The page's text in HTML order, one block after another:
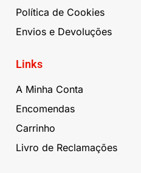
Política de Cookies
Envios e Devoluções
Links
A Minha Conta
Encomendas
Carrinho
Livro de Reclamações